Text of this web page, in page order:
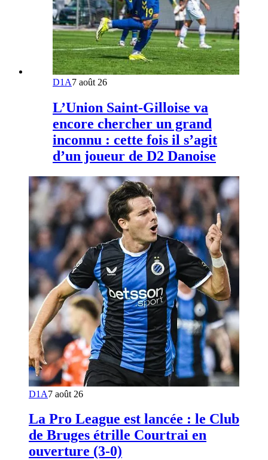
D1A7 août 26
L’Union Saint-Gilloise va
encore chercher un grand
inconnu : cette fois il s’agit
d’un joueur de D2 Danoise
D1A7 août 26
La Pro League est lancée : le Club
de Bruges étrille Courtrai en
ouverture (3-0)